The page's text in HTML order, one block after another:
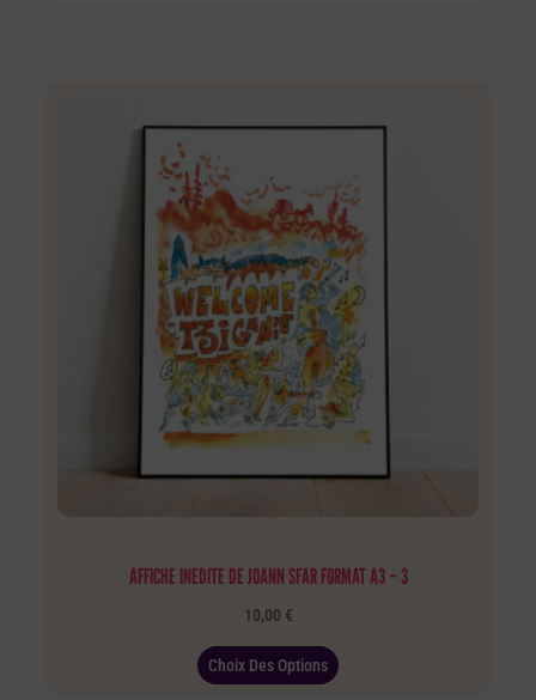
AFFICHE INEDITE DE JOANN SFAR FORMAT A3 – 3
10,00 €
Choix Des Options